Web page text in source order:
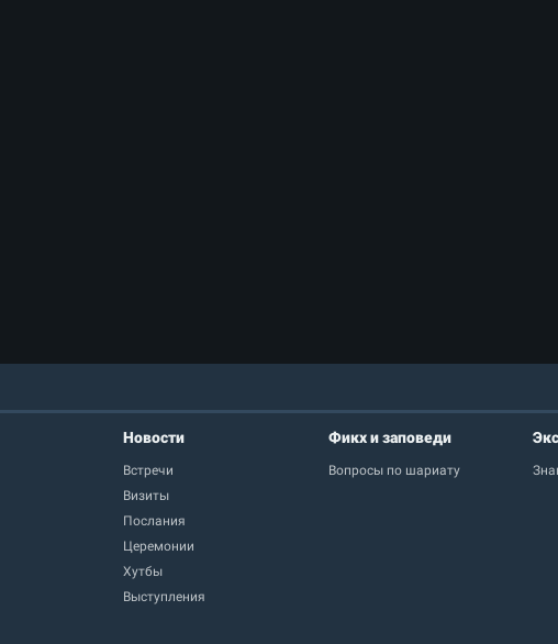
Новости
Встречи
Визиты
Послания
Церемонии
Хутбы
Выступления
Фикх и заповеди
Вопросы по шариату